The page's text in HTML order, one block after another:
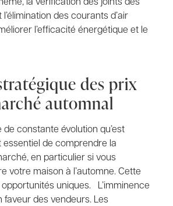
des courants d’air
l’efficacité énergétique et le
des prix
automnal
de constante évolution qu’est
essentiel de comprendre la
en particulier si vous
votre maison à l’automne. Cette
uniques. L’imminence
faveur des vendeurs. Les